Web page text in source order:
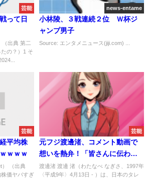
芸能
って日
（出典 第二
の？）1 そ
news-entame
小林陵、３戦連続２位 Ｗ杯ジ
ャンプ男子
Source: エンタメニュース(jiji.com) ...
芸能
平均株
ｗｗｗ
） （出典
株価ヤバすぎ
芸能
元フジ渡邊渚、コメント動画で
想いを熱弁！「皆さんに伝わる
言葉を届けたい」
渡邊渚 渡邊 渚（わたなべ なぎさ、1997年
〈平成9年〉4月13日 - ）は、日本のタレ